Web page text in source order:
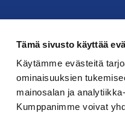
Tämä sivusto käyttää
Käytämme evästeitä
ominaisuuksien
mainosalan ja
Kumppanimme voivat